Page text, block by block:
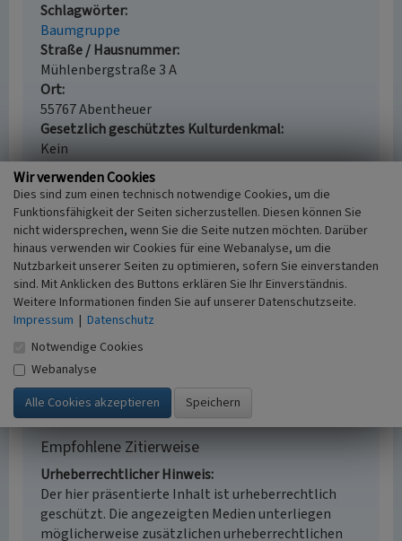
Schlagwörter
Baumgruppe
Straße / Hausnummer
Mühlenbergstraße 3 A
Ort
55767 Abentheuer
Gesetzlich geschütztes Kulturdenkmal
Kein
Fachsicht(en)
Kulturlandschaftspflege
Erfassungsmaßstab
i.d.R. 1:5.000 (größer als 1:20.000)
Erfassungsmethode
Auswertung historischer Schriften, Auswertung
historischer Karten, Auswertung historischer Fotos,
Geländebegehung/-kartierung, mündliche Hinweise
Ortsansässiger, Ortskundiger
Historischer Zeitraum
Beginn 1870
Empfohlene Zitierweise
Urheberrechtlicher Hinweis
Der hier präsentierte Inhalt ist urheberrechtlich
geschützt. Die angezeigten Medien unterliegen
möglicherweise zusätzlichen urheberrechtlichen
Wir verwenden Cookies
Dies sind zum einen technisch notwendige Cookies, um die
Funktionsfähigkeit der Seiten sicherzustellen. Diesen können Sie
nicht widersprechen, wenn Sie die Seite nutzen möchten. Darüber
hinaus verwenden wir Cookies für eine Webanalyse, um die
Nutzbarkeit unserer Seiten zu optimieren, sofern Sie einverstanden
sind. Mit Anklicken des Buttons erklären Sie Ihr Einverständnis.
Weitere Informationen finden Sie auf unserer Datenschutzseite.
Impressum | Datenschutz
Notwendige Cookies
Webanalyse